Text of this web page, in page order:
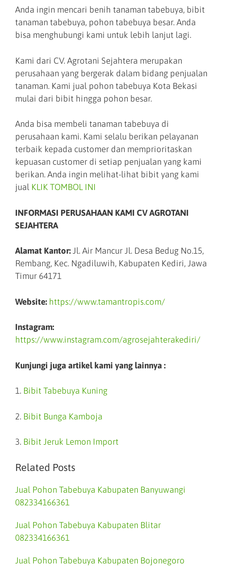
Anda ingin mencari benih tanaman tabebuya, bibit
tanaman tabebuya, pohon tabebuya besar. Anda
bisa menghubungi kami untuk lebih lanjut lagi.
Kami dari CV. Agrotani Sejahtera merupakan
perusahaan yang bergerak dalam bidang penjualan
tanaman. Kami jual pohon tabebuya Kota Bekasi
mulai dari bibit hingga pohon besar.
Anda bisa membeli tanaman tabebuya di
perusahaan kami. Kami selalu berikan pelayanan
terbaik kepada customer dan memprioritaskan
kepuasan customer di setiap penjualan yang kami
berikan. Anda ingin melihat-lihat bibit yang kami
jual KLIK TOMBOL INI
INFORMASI PERUSAHAAN KAMI CV AGROTANI
SEJAHTERA
Alamat Kantor: Jl. Air Mancur Jl. Desa Bedug No.15,
Rembang, Kec. Ngadiluwih, Kabupaten Kediri, Jawa
Timur 64171
Website: https://www.tamantropis.com/
Instagram:
https://www.instagram.com/agrosejahterakediri/
Kunjungi juga artikel kami yang lainnya :
1. Bibit Tabebuya Kuning
2. Bibit Bunga Kamboja
3. Bibit Jeruk Lemon Import
Related Posts
Jual Pohon Tabebuya Kabupaten Banyuwangi
082334166361
Jual Pohon Tabebuya Kabupaten Blitar
082334166361
Jual Pohon Tabebuya Kabupaten Bojonegoro